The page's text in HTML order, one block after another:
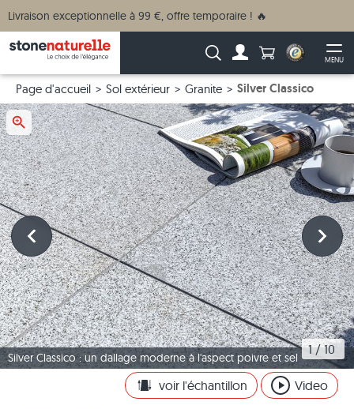
Livraison exceptionnelle à 99 €, offre temporaire ! 🔥
MENU
Recherche :Anzahl
Page d'accueil Sol extérieur Granite Silver Classico
Silver Classico : un dallage moderne à l'aspect poivre et sel
1 / 10
voir l'échantillon Video